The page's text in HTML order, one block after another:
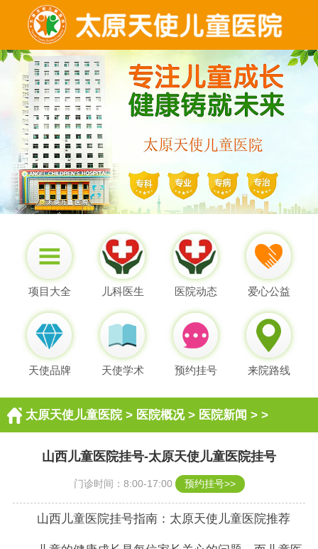
项目大全 儿科医生 医院动态 爱心公益
天使品牌 天使学术 预约挂号 来院路线
太原天使儿童医院> 医院概况> 医院新闻 > >
山西儿童医院挂号-太原天使儿童医院挂号
门诊时间：8:00-17:00 预约挂号>>
山西儿童医院挂号指南：太原天使儿童医院推荐